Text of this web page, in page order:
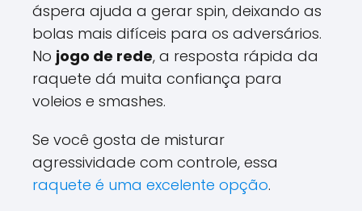
áspera ajuda a gerar spin, deixando as
bolas mais difíceis para os adversários.
No jogo de rede, a resposta rápida da
raquete dá muita confiança para
voleios e smashes.
Se você gosta de misturar
agressividade com controle, essa
raquete é uma excelente opção.